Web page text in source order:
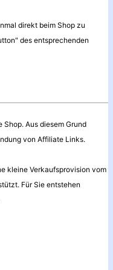
direkt beim Shop zu
des entsprechenden
Shop. Aus diesem Grund
von Affiliate Links.
kleine Verkaufsprovision vom
Für Sie entstehen